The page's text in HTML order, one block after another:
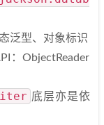
泛型、对象标识
：ObjectReader
底层亦是依